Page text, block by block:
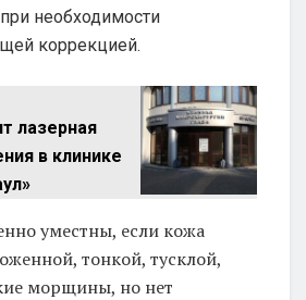
необходимости
коррекцией.
лазерная
в клинике
уместны, если кожа
тонкой, тусклой,
морщины, но нет